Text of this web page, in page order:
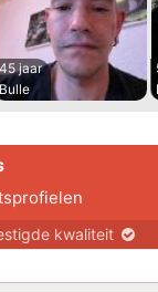
45 jaar
Bulle
kwaliteit